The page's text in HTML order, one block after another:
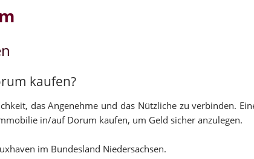
kaufen?
das Angenehme und das Nützliche zu verbinden.
in/auf Dorum kaufen, um Geld sicher anzulegen.
im Bundesland Niedersachsen.